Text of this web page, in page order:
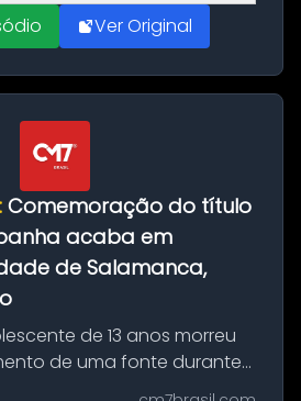
Ver Original
Comemoração do título
acaba em
de Salamanca,
de 13 anos morreu
de uma fonte durante
pelo título da Copa do